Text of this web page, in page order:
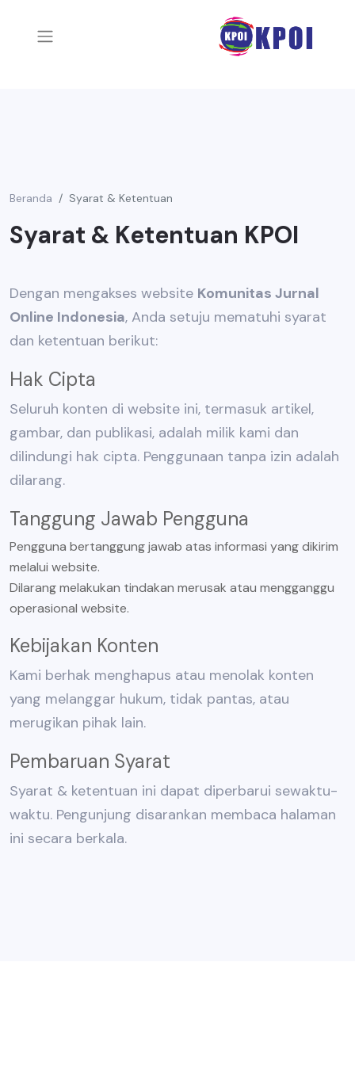
Beranda Syarat & Ketentuan
Syarat & Ketentuan KPOI
Dengan mengakses website Komunitas Jurnal
Online Indonesia, Anda setuju mematuhi syarat
dan ketentuan berikut:
Hak Cipta
Seluruh konten di website ini, termasuk artikel,
gambar, dan publikasi, adalah milik kami dan
dilindungi hak cipta. Penggunaan tanpa izin adalah
dilarang.
Tanggung Jawab Pengguna
Pengguna bertanggung jawab atas informasi yang dikirim
melalui website.
Dilarang melakukan tindakan merusak atau mengganggu
operasional website.
Kebijakan Konten
Kami berhak menghapus atau menolak konten
yang melanggar hukum, tidak pantas, atau
merugikan pihak lain.
Pembaruan Syarat
Syarat & ketentuan ini dapat diperbarui sewaktu-
waktu. Pengunjung disarankan membaca halaman
ini secara berkala.